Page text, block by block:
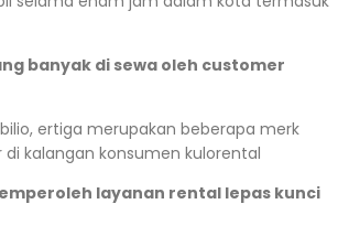
banyak di sewa oleh customer
ertiga merupakan beberapa merk
kalangan konsumen kulorental
layanan rental lepas kunci